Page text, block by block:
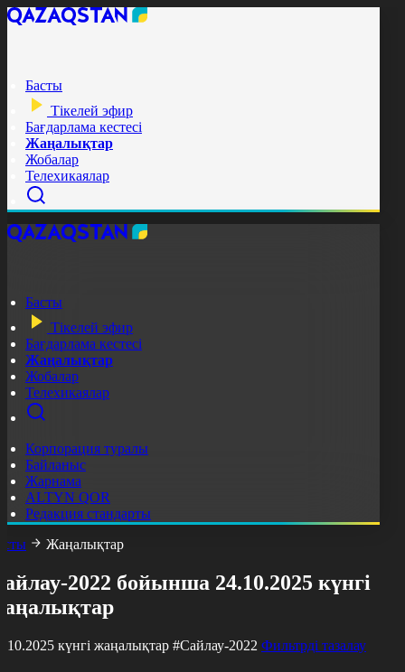
Басты
Тікелей эфир
Бағдарлама кестесі
Жаңалықтар
Жобалар
Телехикаялар
Басты
Тікелей эфир
Бағдарлама кестесі
Жаңалықтар
Жобалар
Телехикаялар
Корпорация туралы
Байланыс
Жарнама
ALTYN QOR
Редакция стандарты
Жаңалықтар
2022 бойынша 24.10.2025 күнгі
күнгі жаңалықтар #Сайлау-2022 Фильтрді тазалау